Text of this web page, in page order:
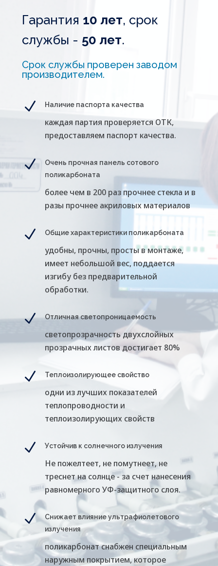
Гарантия 10 лет, срок
службы - 50 лет.
Срок службы проверен заводом
производителем.
N Наличие паспорта качества
каждая партия проверяется ОТК,
предоставляем паспорт качества.
N
Очень прочная панель сотового
поликарбоната
более чем в 200 раз прочнее стекла и в
разы прочнее акриловых материалов
N Общие характеристики поликарбоната
удобны, прочны, просты в монтаже,
имеет небольшой вес, поддается
изгибу без предварительной
обработки.
N Отличная светопроницаемость
светопрозрачность двухслойных
прозрачных листов достигает 80%
N Теплоизолирующее свойство
одни из лучших показателей
теплопроводности и
теплоизолирующих свойств
N Устойчив к солнечного излучения
Не пожелтеет, не помутнеет, не
треснет на солнце - за счет нанесения
равномерного УФ-защитного слоя.
N
Снижает влияние ультрафиолетового
излучения
поликарбонат снабжен специальным
наружным покрытием, которое